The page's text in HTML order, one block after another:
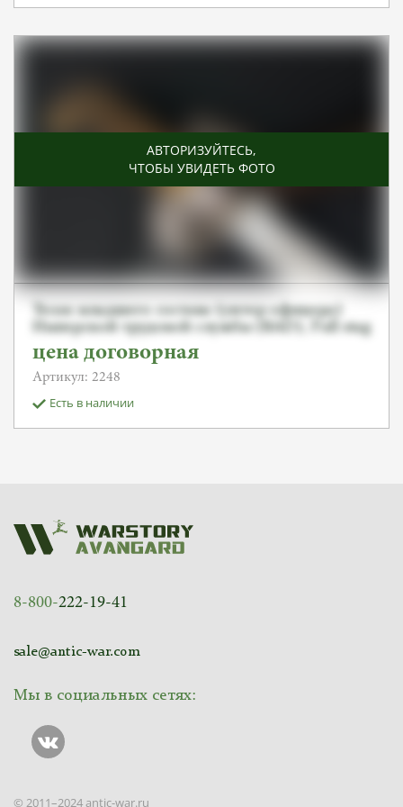
АВТОРИЗУЙТЕСЬ,
ЧТОБЫ УВИДЕТЬ ФОТО
Тесак младшего состава (унтер-офицера)
Имперской трудовой службы (RAD), Full stag
цена договорная
Артикул: 2248
Есть в наличии
8-800-222-19-41
sale@antic-war.com
Мы в социальных сетях:
© 2011–2024 antic-war.ru